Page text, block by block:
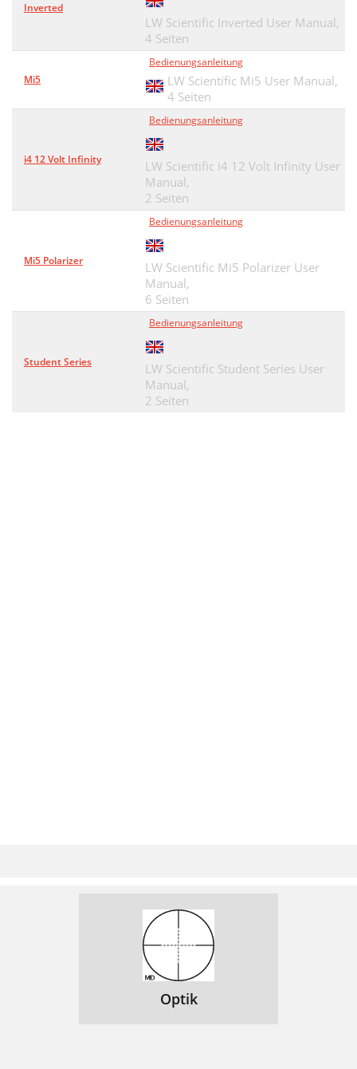
Inverted
LW Scientific Inverted User Manual,
4 Seiten
Mi5
Bedienungsanleitung
LW Scientific Mi5 User Manual,
4 Seiten
i4 12 Volt Infinity
Bedienungsanleitung
LW Scientific i4 12 Volt Infinity User
Manual,
2 Seiten
Mi5 Polarizer
Bedienungsanleitung
LW Scientific Mi5 Polarizer User
Manual,
6 Seiten
Student Series
Bedienungsanleitung
LW Scientific Student Series User
Manual,
2 Seiten
Optik